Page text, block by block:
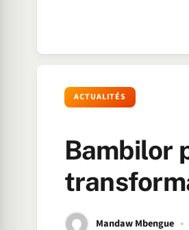
ACTUALITÉS
Bambilor
Mandaw Mbengue